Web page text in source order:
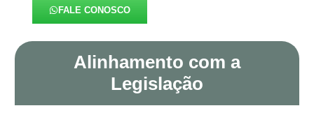
FALE CONOSCO
Alinhamento com a
Legislação